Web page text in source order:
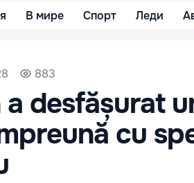
В мире Спорт Леди
883
desfășurat
cu